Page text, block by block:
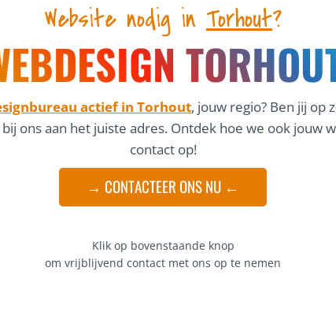
Website nodig in Torhout?
actief in Torhout, jouw regio? Ben jij op
ons aan het juiste adres. Ontdek hoe we ook jouw
contact op!
→ CONTACTEER ONS NU ←
Klik op bovenstaande knop
om vrijblijvend contact met ons op te nemen